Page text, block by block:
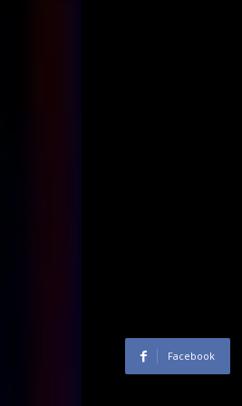
Facebook